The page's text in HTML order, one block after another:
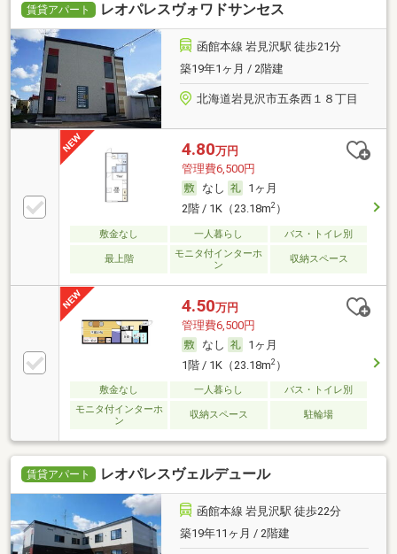
賃貸アパート レオパレスヴォワドサンセス
函館本線 岩見沢駅 徒歩21分
築19年1ヶ月 / 2階建
北海道岩見沢市五条西１８丁目
4.80万円
管理費6,500円
なし
1ヶ月
2階 / 1K（23.18m2）
敷金なし 一人暮らし バス・トイレ別
最上階
モニタ付インターホ
ン
収納スペース
4.50万円
管理費6,500円
なし
1ヶ月
1階 / 1K（23.18m2）
敷金なし 一人暮らし
バス・トイレ別
モニタ付インターホ
ン
収納スペース 駐輪場
賃貸アパート レオパレスヴェルデュール
函館本線 岩見沢駅 徒歩22分
築19年11ヶ月 / 2階建